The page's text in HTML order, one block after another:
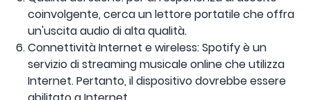
coinvolgente, cerca un lettore portatile che offra
un'uscita audio di alta qualità.
Connettività Internet e wireless: Spotify è un
servizio di streaming musicale online che utilizza
Internet. Pertanto, il dispositivo dovrebbe essere